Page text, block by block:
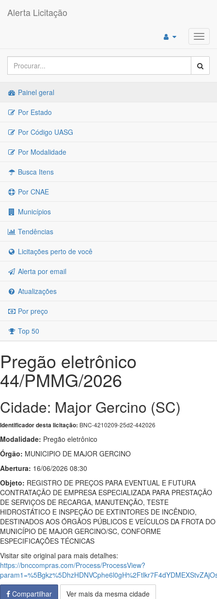
Alerta Licitação
Painel geral
Por Estado
Por Código UASG
Por Modalidade
Busca Itens
Por CNAE
Municípios
Tendências
Licitações perto de você
Alerta por email
Atualizações
Por preço
Top 50
Pregão eletrônico
44/PMMG/2026
Cidade: Major Gercino (SC)
Identificador desta licitação: BNC-4210209-25d2-442026
Modalidade: Pregão eletrônico
Órgão: MUNICIPIO DE MAJOR GERCINO
Abertura: 16/06/2026 08:30
Objeto: REGISTRO DE PREÇOS PARA EVENTUAL E FUTURA
CONTRATAÇÃO DE EMPRESA ESPECIALIZADA PARA PRESTAÇÃO
DE SERVIÇOS DE RECARGA, MANUTENÇÃO, TESTE
HIDROSTÁTICO E INSPEÇÃO DE EXTINTORES DE INCÊNDIO,
DESTINADOS AOS ÓRGÃOS PÚBLICOS E VEÍCULOS DA FROTA DO
MUNICÍPIO DE MAJOR GERCINO/SC, CONFORME
ESPECIFICAÇÕES TÉCNICAS
Visitar site original para mais detalhes:
https://bnccompras.com/Process/ProcessView?
Compartilhar
Ver mais da mesma cidade